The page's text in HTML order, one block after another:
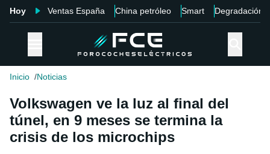
Hoy Ventas España China petróleo Smart Degradación
Inicio Noticias
Volkswagen ve la luz al final del
túnel, en 9 meses se termina la
crisis de los microchips